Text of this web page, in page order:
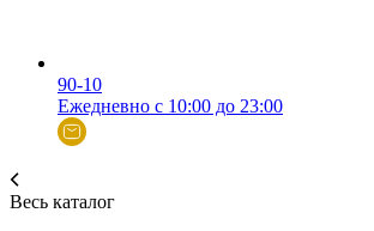
90-10
Ежедневно с 10:00 до 23:00
Весь каталог